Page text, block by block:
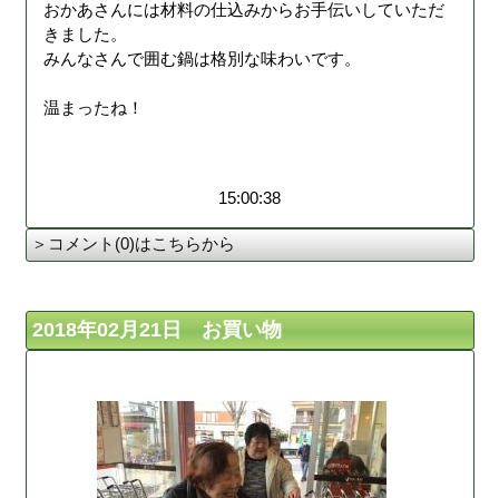
おかあさんには材料の仕込みからお手伝いしていただ
きました。
みんなさんで囲む鍋は格別な味わいです。
温まったね！
15:00:38
＞コメント(0)はこちらから
2018年02月21日 お買い物